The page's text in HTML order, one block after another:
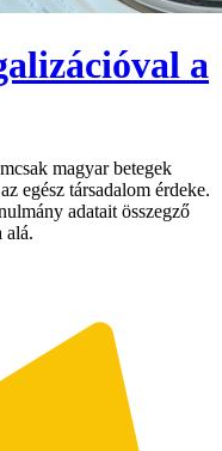
a
magyar betegek
egész társadalom érdeke.
adatait összegző
alá.